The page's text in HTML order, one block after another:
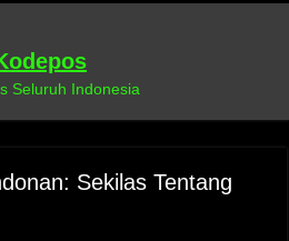
Seluruh Indonesia
Sekilas Tentang